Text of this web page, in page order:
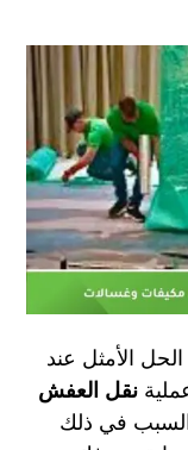
الأمثل عند
نقل العفش
في ذلك